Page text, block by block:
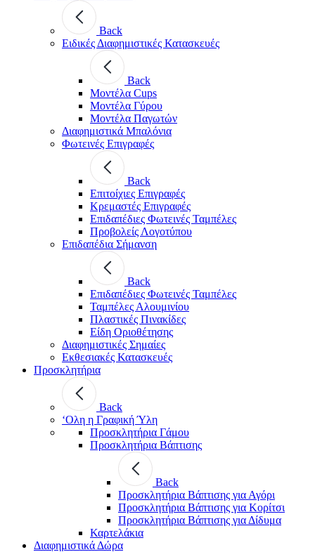
Back
Ειδικές Διαφημιστικές Κατασκευές
Back
Μοντέλα Cups
Μοντέλα Γύρου
Μοντέλα Παγωτών
Διαφημιστικά Μπαλόνια
Φωτεινές Επιγραφές
Back
Επιτοίχιες Επιγραφές
Κρεμαστές Επιγραφές
Επιδαπέδιες Φωτεινές Ταμπέλες
Προβολείς Λογοτύπου
Επιδαπέδια Σήμανση
Back
Επιδαπέδιες Φωτεινές Ταμπέλες
Ταμπέλες Αλουμινίου
Πλαστικές Πινακίδες
Είδη Οριοθέτησης
Διαφημιστικές Σημαίες
Εκθεσιακές Κατασκευές
Προσκλητήρια
Back
‘Ολη η Γραφική Ύλη
Προσκλητήρια Γάμου
Προσκλητήρια Βάπτισης
Back
Προσκλητήρια Βάπτισης για Αγόρι
Προσκλητήρια Βάπτισης για Κορίτσι
Προσκλητήρια Βάπτισης για Δίδυμα
Καρτελάκια
Διαφημιστικά Δώρα